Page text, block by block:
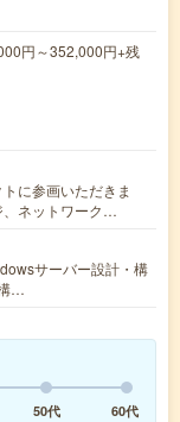
円～352,000円+残
に参画いただきま
、ネットワーク…
サーバー設計・構
…
50代
60代